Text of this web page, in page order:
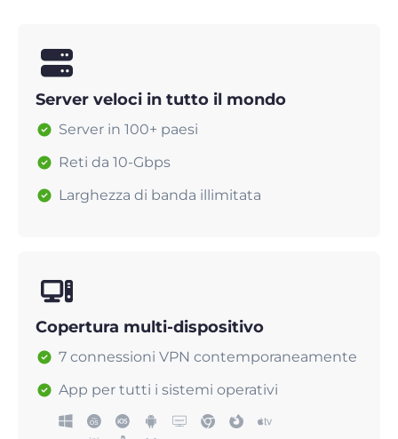
Server veloci in tutto il mondo
Server in 100+ paesi
Reti da 10-Gbps
Larghezza di banda illimitata
Copertura multi-dispositivo
7 connessioni VPN contemporaneamente
App per tutti i sistemi operativi